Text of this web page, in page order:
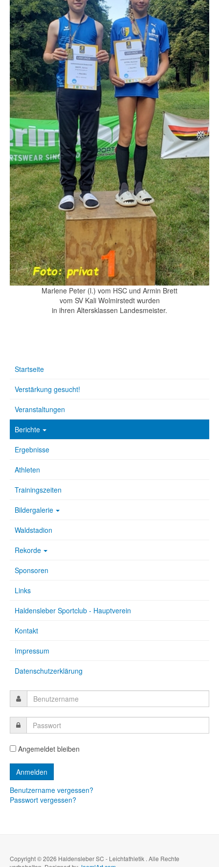
Marlene Peter (l.) vom HSC und Armin Brett
vom SV Kali Wolmirstedt wurden
in ihren Altersklassen Landesmeister.
Startseite
Verstärkung gesucht!
Veranstaltungen
Berichte
Ergebnisse
Athleten
Trainingszeiten
Bildergalerie
Waldstadion
Rekorde
Sponsoren
Links
Haldensleber Sportclub - Hauptverein
Kontakt
Impressum
Datenschutzerklärung
Angemeldet bleiben
Benutzername vergessen?
Passwort vergessen?
Copyright © 2026 Haldensleber SC - Leichtathletik . Alle Rechte